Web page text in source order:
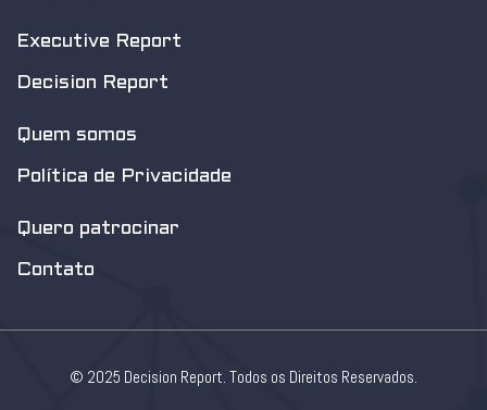
Executive Report
Decision Report
Quem somos
Política de Privacidade
Quero patrocinar
Contato
© 2025 Decision Report. Todos os Direitos Reservados.